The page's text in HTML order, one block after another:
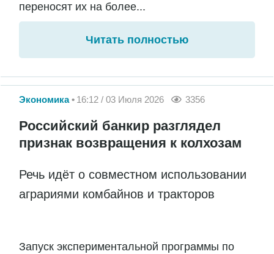
переносят их на более...
Читать полностью
Экономика 16:12 / 03 Июля 2026 3356
Российский банкир разглядел
признак возвращения к колхозам
Речь идёт о совместном использовании
аграриями комбайнов и тракторов
Запуск экспериментальной программы по